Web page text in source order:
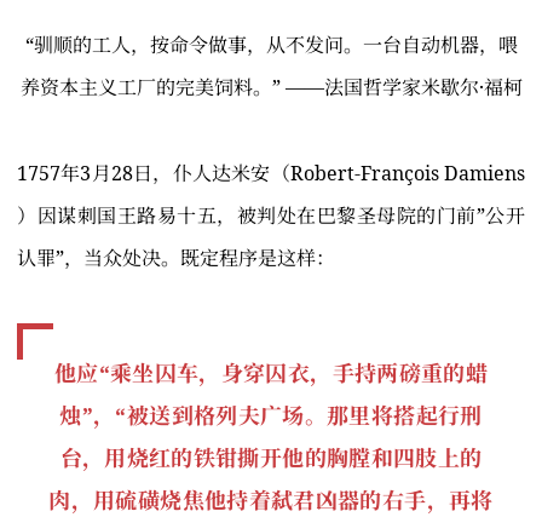
“驯顺的工人，按命令做事，从不发问。一台自动机器，喂
养资本主义工厂的完美饲料。” ——法国哲学家米歇尔·福柯
1757年3月28日，仆人达米安（Robert-François Damiens
）因谋刺国王路易十五，被判处在巴黎圣母院的门前”公开
认罪”，当众处决。既定程序是这样：
他应“乘坐囚车，身穿囚衣，手持两磅重的蜡
烛”，“被送到格列夫广场。那里将搭起行刑
台，用烧红的铁钳撕开他的胸膛和四肢上的
肉，用硫磺烧焦他持着弑君凶器的右手，再将